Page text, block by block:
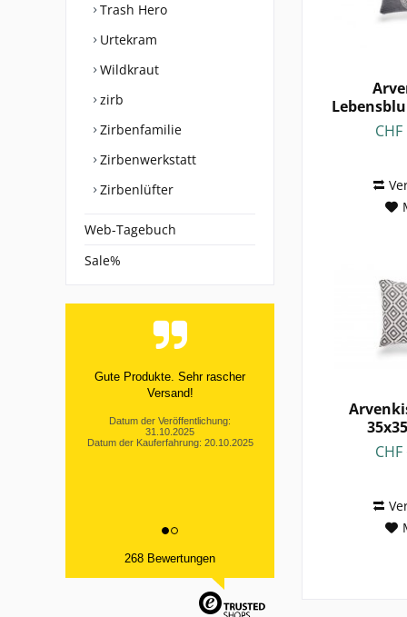
Trash Hero
Urtekram
Wildkraut
zirb
Zirbenfamilie
Zirbenwerkstatt
Zirbenlüfter
Web-Tagebuch
Sale%
Rechnung kommt schnell, dann
1 Woche Funkstille.
Datum der Veröffentlichung:
03.10.2025
Datum der Kauferfahrung: 23.09.2025
268 Bewertungen